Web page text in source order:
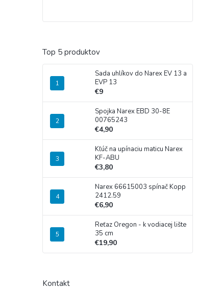
Top 5 produktov
Sada uhlíkov do Narex EV 13 a
EVP 13
€9
Spojka Narex EBD 30-8E
00765243
€4,90
Kľúč na upínaciu maticu Narex
KF-ABU
€3,80
Narex 66615003 spínač Kopp
2412.59
€6,90
Reťaz Oregon - k vodiacej lište
35 cm
€19,90
Kontakt